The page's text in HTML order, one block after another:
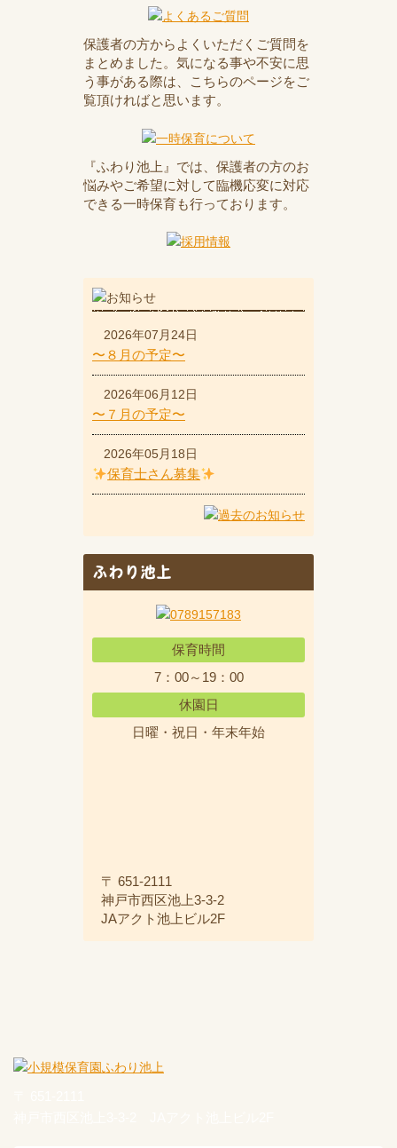
保護者の方からよくいただくご質問を
まとめました。気になる事や不安に思
う事がある際は、こちらのページをご
覧頂ければと思います。
『ふわり池上』では、保護者の方のお
悩みやご希望に対して臨機応変に対応
できる一時保育も行っております。
2026年07月24日
〜８月の予定〜
2026年06月12日
〜７月の予定〜
2026年05月18日
保育士さん募集
ふわり池上
保育時間
7：00～19：00
休園日
日曜・祝日・年末年始
〒 651-2111
神戸市西区池上3-3-2
JAアクト池上ビル2F